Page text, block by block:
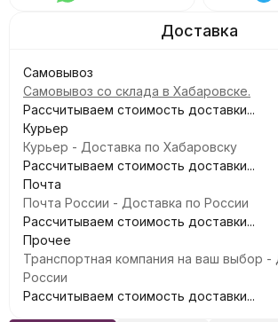
Самовывоз
Самовывоз со склада в Хабаровске.
Рассчитываем стоимость доставки...
Курьер
Курьер - Доставка по Хабаровску
Рассчитываем стоимость доставки...
Почта
Почта России - Доставка по России
Рассчитываем стоимость доставки...
Прочее
Транспортная компания на ваш выбор -
России
Рассчитываем стоимость доставки...